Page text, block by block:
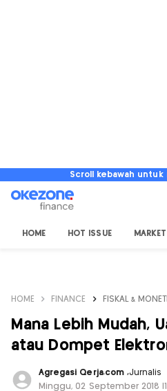
Scroll kebawah untuk
HOME HOT ISSUE
HOME FINANCE FISKAL &
Mana Lebih Mudah,
atau Dompet
Agregasi Qerja.com ,Jurnalis
Minggu, 02 September 2018